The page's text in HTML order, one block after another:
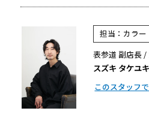
担当：カラー
表参道 副店長 /
スズキ タケユキ
このスタッフ